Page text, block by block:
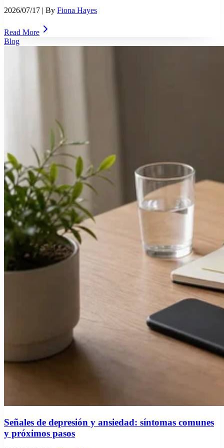
2026/07/17 | By Fiona Hayes
Read More
Blog
Señales de depresión y ansiedad: síntomas comunes
y próximos pasos